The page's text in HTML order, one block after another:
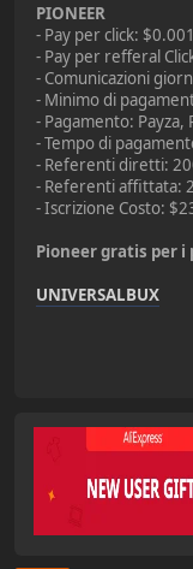
PIONEER
- Pay per click:
- Pay per refferal
- Comunicazioni
- Minimo di
- Pagamento:
- Tempo di
- Referenti diretti:
- Referenti affittata:
- Iscrizione Costo:
Pioneer gratis per i
UNIVERSALBUX